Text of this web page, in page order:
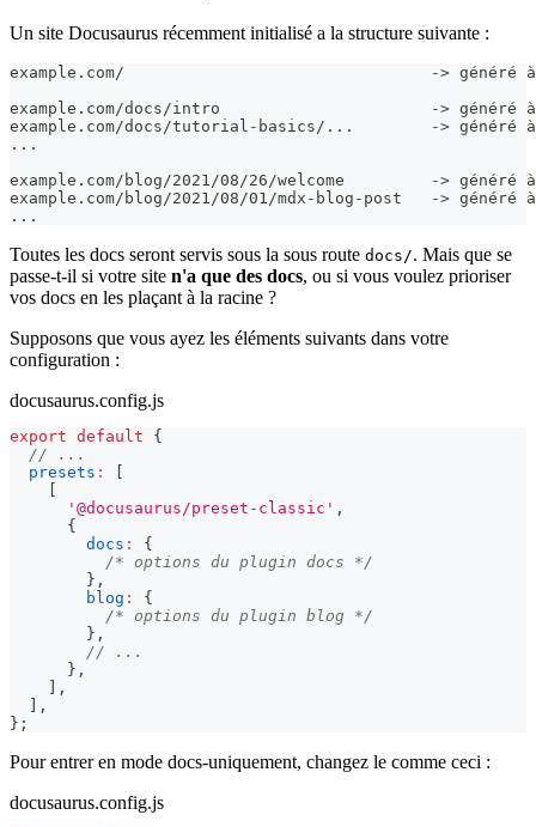
Un site Docusaurus récemment initialisé a la structure suivante :
example.com/                                -> généré à
example.com/docs/intro                      -> généré à
example.com/docs/tutorial-basics/...        ->
...
example.com/blog/2021/08/26/welcome         -> généré
example.com/blog/2021/08/01/mdx-blog-post   ->
...
Toutes les docs seront servis sous la sous route docs/. Mais que se
passe-t-il si votre site n'a que des docs, ou si vous voulez prioriser
vos docs en les plaçant à la racine ?
Supposons que vous ayez les éléments suivants dans votre
configuration :
docusaurus.config.js
export default
{
// ...
presets :
'@docusaurus/preset-classic' ,
{
docs :
{
/* options du plugin docs */
} ,
blog :
{
/* options du plugin blog */
} ,
// ...
} ,
,
,
} ;
Pour entrer en mode docs-uniquement, changez le comme ceci :
docusaurus.config.js